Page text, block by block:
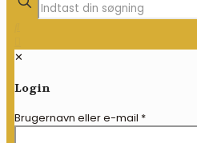
✕
Login
Brugernavn eller e-mail *